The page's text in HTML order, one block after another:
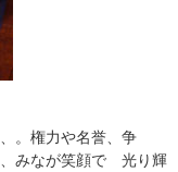
。権力や名誉、争
みなが笑顔で 光り輝